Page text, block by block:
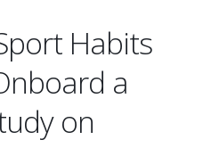
Habits
a
on